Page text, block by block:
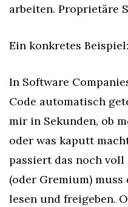
arbeiten. Proprietäre
Ein konkretes Beispiel:
In Software
Code automatisch
mir in Sekunden, ob
oder was kaputt
passiert das noch
(oder Gremium)
lesen und freigeben.